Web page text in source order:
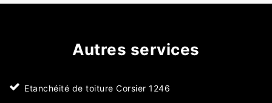
Autres services
Etanchéité de toiture Corsier 1246